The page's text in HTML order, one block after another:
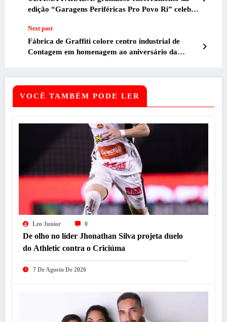
edição “Garagens Periféricas Pro Povo Ri” celebra
em BH
Next post
Fábrica de Graffiti colore centro industrial de
Contagem em homenagem ao aniversário da
VOCÊ TAMBÉM PODE LER
Leo Junior 0
De olho no líder Jhonathan Silva projeta duelo
do Athletic contra o Criciúma
7 De Agosto De 2026